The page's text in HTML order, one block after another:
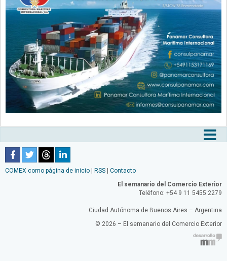
COMEX como página de inicio | RSS | Contacto
El semanario del Comercio Exterior
Teléfono: +54 9 11 5455 2279
Ciudad Autónoma de Buenos Aires – Argentina
© 2026 – El semanario del Comercio Exterior